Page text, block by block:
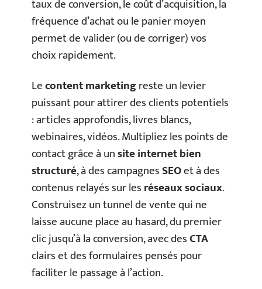
taux de conversion, le coût d’acquisition, la
fréquence d’achat ou le panier moyen
permet de valider (ou de corriger) vos
choix rapidement.
Lecontent marketingreste un levier
puissant pour attirer des clients potentiels
: articles approfondis, livres blancs,
webinaires, vidéos. Multipliez les points de
contact grâce à unsite internet bien
structuré, à des campagnesSEOet à des
contenus relayés sur lesréseaux sociaux.
Construisez un tunnel de vente qui ne
laisse aucune place au hasard, du premier
clic jusqu’à la conversion, avec desCTA
clairs et des formulaires pensés pour
faciliter le passage à l’action.